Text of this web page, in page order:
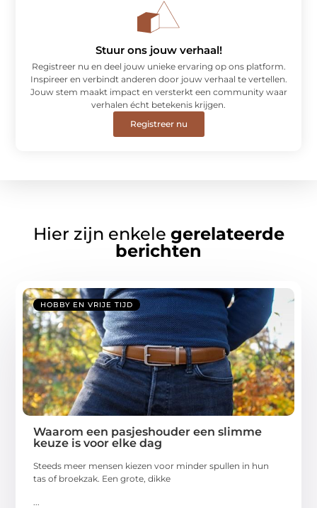
Stuur ons jouw verhaal!
Registreer nu en deel jouw unieke ervaring op ons platform.
Inspireer en verbindt anderen door jouw verhaal te vertellen.
Jouw stem maakt impact en versterkt een community waar
verhalen écht betekenis krijgen.
Registreer nu
Hier zijn enkele gerelateerde
berichten
HOBBY EN VRIJE TIJD
Waarom een pasjeshouder een slimme
keuze is voor elke dag
Steeds meer mensen kiezen voor minder spullen in hun
tas of broekzak. Een grote, dikke